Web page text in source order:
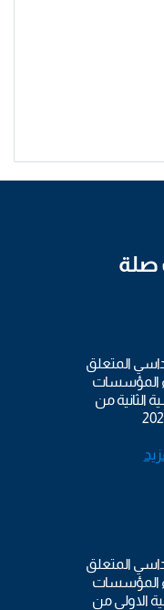
صلة
المتعلق
المؤسسات
الثانية من
المتعلق
المؤسسات
الاولى من